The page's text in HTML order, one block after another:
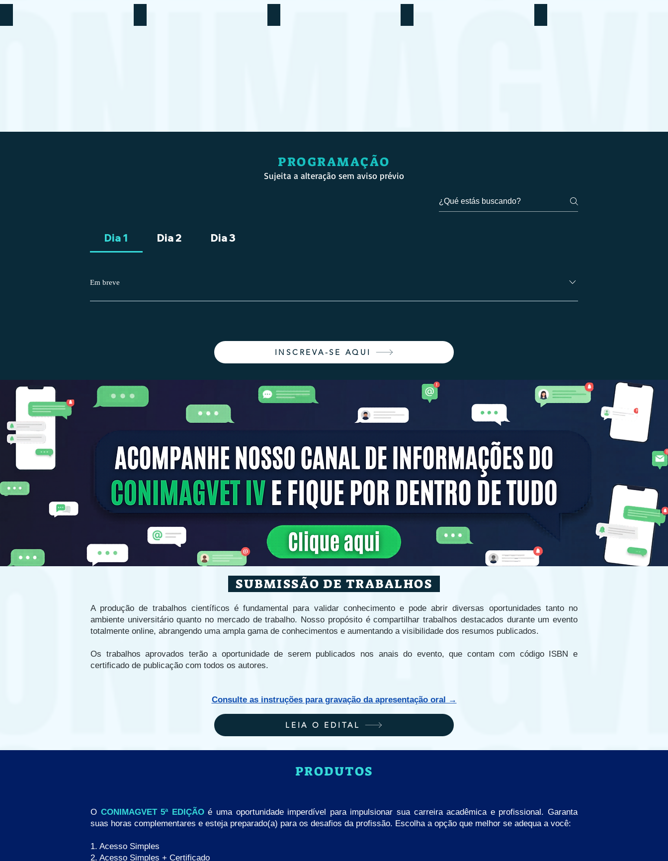
PROGRAMAÇÃO
Sujeita a alteração sem aviso prévio
Dia 1 Dia 2 Dia 3
Em breve
INSCREVA-SE AQUI
SUBMISSÃO DE TRABALHOS
A produção de trabalhos científicos é fundamental para validar conhecimento e pode abrir diversas oportunidades tanto no
ambiente universitário quanto no mercado de trabalho. Nosso propósito é compartilhar trabalhos destacados durante um evento
totalmente online, abrangendo uma ampla gama de conhecimentos e aumentando a visibilidade dos resumos publicados.
Os trabalhos aprovados terão a oportunidade de serem publicados nos anais do evento, que contam com código ISBN e
certificado de publicação com todos os autores.
Consulte as instruções para gravação da apresentação oral →
LEIA O EDITAL
PRODUTOS
O CONIMAGVET 5ª EDIÇÃOé uma oportunidade imperdível para impulsionar sua carreira acadêmica e profissional. Garanta
suas horas complementares e esteja preparado(a) para os desafios da profissão. Escolha a opção que melhor se adequa a você:
1. Acesso Simples
2. Acesso Simples + Certificado